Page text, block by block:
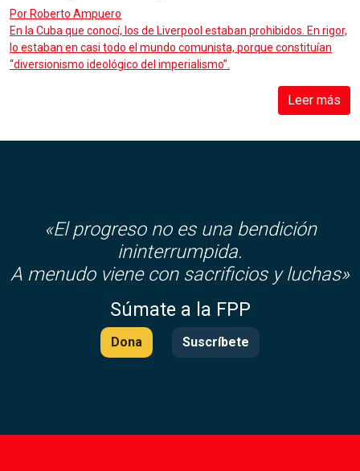
Por Roberto Ampuero
En la Cuba que conocí, los de Liverpool estaban prohibidos. En rigor,
lo estaban en casi todo el mundo comunista, porque constituían
“diversionismo ideológico del imperialismo”.
Leer más
«El progreso no es una bendición
ininterrumpida.
A menudo viene con sacrificios y luchas»
Súmate a la FPP
Dona Suscríbete